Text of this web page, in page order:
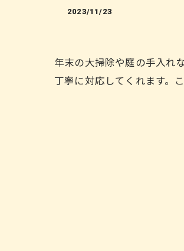
2023/11/23
年末の大掃除や庭の手入れ
丁寧に対応してくれます。